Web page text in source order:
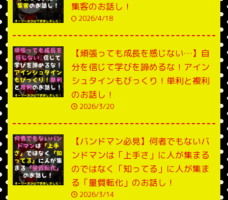
集客のお話し！
2026/4/18
【頑張っても成長を感じない…】自
分を信じて学びを諦めるな！アイン
シュタインもびっくり！単利と複利
のお話し！
2026/3/20
【バンドマン必見】何者でもないバ
ンドマンは「上手さ」に人が集まる
のではなく「知ってる」に人が集ま
る「量質転化」のお話し！
2026/3/14